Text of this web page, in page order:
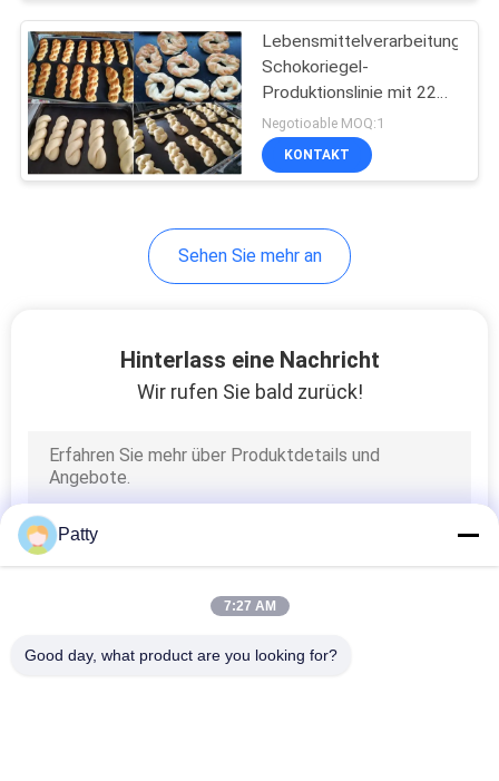
80g
Schokoriegel-
Produktionslinie mit 220V
Spannung und
anpassbaren Optionen
Negotioable MOQ:1
KONTAKT
Sehen Sie mehr an
Hinterlass eine Nachricht
Wir rufen Sie bald zurück!
Patty
7:27 AM
Good day, what product are you looking for?